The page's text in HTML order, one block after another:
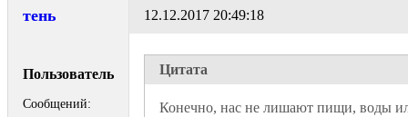
тень
Пользователь
Сообщений:
12.12.2017 20:49:18
Цитата
Конечно, нас не лишают пищи, воды